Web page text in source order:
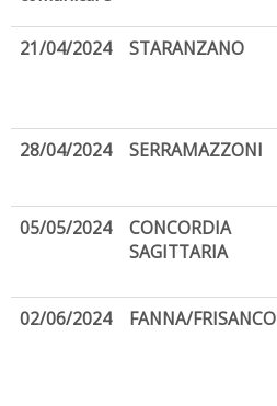
21/04/2024 STARANZANO
28/04/2024 SERRAMAZZONI
05/05/2024
CONCORDIA
SAGITTARIA
02/06/2024 FANNA/FRISANCO